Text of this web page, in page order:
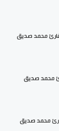
محمد صديق
محمد صديق
محمد صديق